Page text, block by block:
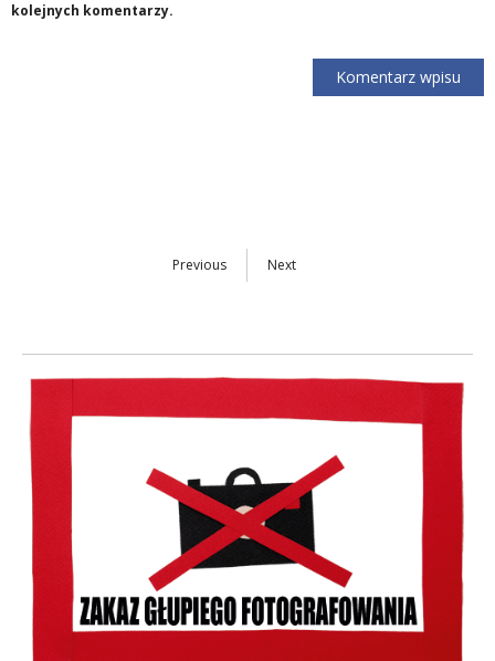
kolejnych komentarzy.
Previous Next